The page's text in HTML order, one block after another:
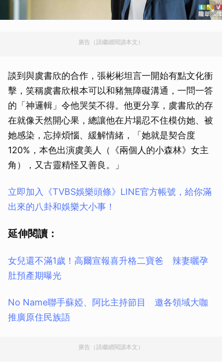
廣告（請繼續閱讀本文）
談到與虞書欣的合作，張彬彬坦言一開始有點文化衝
擊，笑稱虞書欣根本可以和豬無障礙溝通，一問一答
的「神邏輯」令他哭笑不得。他更分享，虞書欣的存
在就像天然開心果，總讓他在片場忍不住模仿她、被
她感染，忘掉煩惱、緩解情緒，「她就是契合度
120%，本色出演虞美人（《兩個人的小森林》女主
角），又古靈精怪又善良。」
立即加入《TVBS娛樂頭條》LINE官方帳號，給你滿
出來的八卦和娛樂大小事！
延伸閱讀：
女兒還不滿1歲！高爾宣報喜升格二寶爸 辣妻曬孕
肚預產期曝光
No Name聯手蘇婭、阿比主持節目 邀各領域大咖
推廣原住民族語
廣告（請繼續閱讀本文）